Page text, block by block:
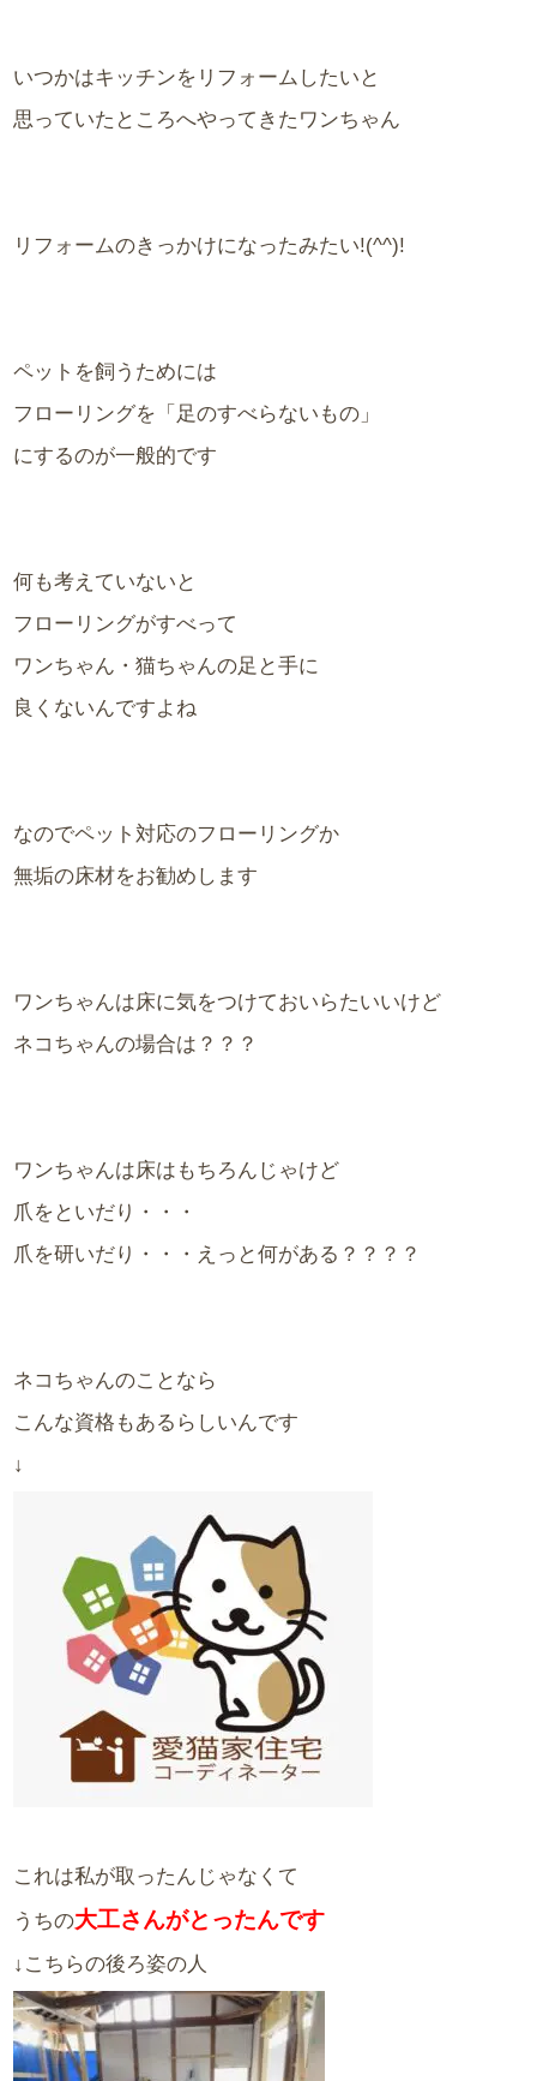
いつかはキッチンをリフォームしたいと
思っていたところへやってきたワンちゃん
リフォームのきっかけになったみたい!(^^)!
ペットを飼うためには
フローリングを「足のすべらないもの」
にするのが一般的です
何も考えていないと
フローリングがすべって
ワンちゃん・猫ちゃんの足と手に
良くないんですよね
なのでペット対応のフローリングか
無垢の床材をお勧めします
ワンちゃんは床に気をつけておいらたいいけど
ネコちゃんの場合は？？？
ワンちゃんは床はもちろんじゃけど
爪をといだり・・・
爪を研いだり・・・えっと何がある？？？？
ネコちゃんのことなら
こんな資格もあるらしいんです
↓
これは私が取ったんじゃなくて
うちの大工さんがとったんです
↓こちらの後ろ姿の人